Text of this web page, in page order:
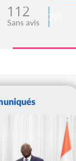
112
Sans avis 2%